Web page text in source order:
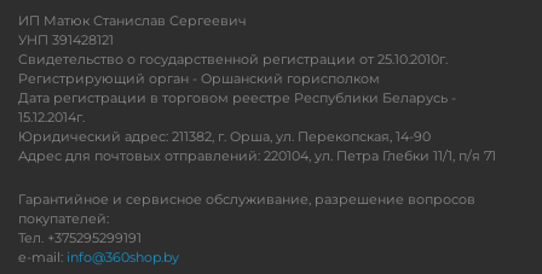
ИП Матюк Станислав Сергеевич
УНП 391428121
Свидетельство о государственной регистрации от 25.10.2010г.
Регистрирующий орган - Оршанский горисполком
Дата регистрации в торговом реестре Республики Беларусь -
15.12.2014г.
Юридический адрес: 211382, г. Орша, ул. Перекопская, 14-90
Адрес для почтовых отправлений: 220104, ул. Петра Глебки 11/1, п/я 71
Гарантийное и сервисное обслуживание, разрешение вопросов
покупателей:
Тел. +375295299191
e-mail: info@360shop.by